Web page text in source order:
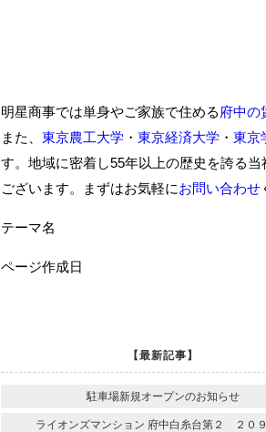
明星商事では単身やご家族で住める府中の
また、 東京農工大学 ・ 東京経済大学 ・ 東京
す。地域に密着し55年以上の歴史を誇る
ございます。まずはお気軽にお問い合わせ
テーマ名
ページ作成日
【最新記事】
駐車場新規オープンのお知らせ
ライオンズマンション 府中白糸台第２ ２０